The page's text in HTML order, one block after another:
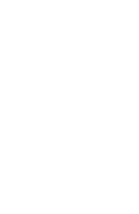
des produits frais et du